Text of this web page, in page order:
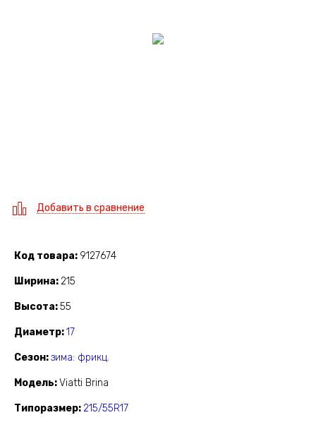
Добавить в сравнение
Код товара 9127674
Ширина 215
Высота 55
Диаметр 17
Сезон зима: фрикц.
Модель Viatti Brina
Типоразмер 215/55R17